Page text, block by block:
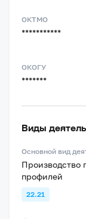
ОКТМО
***********
ОКОГУ
*******
Виды
Основной вид
Производство
профилей
22.21